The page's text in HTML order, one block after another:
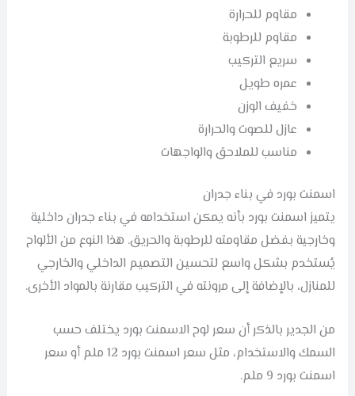
مقاوم للحرارة
مقاوم للرطوبة
سريع التركيب
عمره طويل
خفيف الوزن
عازل للصوت والحرارة
مناسب للملاحق والواجهات
اسمنت بورد في بناء جدران
يتميز اسمنت بورد بأنه يمكن استخدامه في بناء جدران داخلية
وخارجية بفضل مقاومته للرطوبة والحريق. هذا النوع من الألواح
يُستخدم بشكل واسع لتحسين التصميم الداخلي والخارجي
للمنازل، بالإضافة إلى مرونته في التركيب مقارنة بالمواد الأخرى.
من الجدير بالذكر أن سعر لوح الاسمنت بورد يختلف حسب
السمك والاستخدام، مثل سعر اسمنت بورد 12 ملم أو سعر
اسمنت بورد 9 ملم.